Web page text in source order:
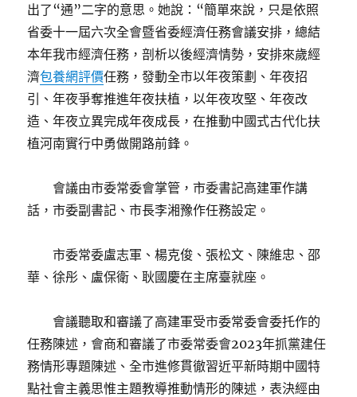
出了“通”二字的意思。她說：“簡單來說，只是依照
省委十一屆六次全會暨省委經濟任務會議安排，總結
本年我市經濟任務，剖析以後經濟情勢，安排來歲經
濟包養網評價任務，發動全市以年夜策劃、年夜招
引、年夜爭奪推進年夜扶植，以年夜攻堅、年夜改
造、年夜立異完成年夜成長，在推動中國式古代化扶
植河南實行中勇做開路前鋒。
會議由市委常委會掌管，市委書記高建軍作講
話，市委副書記、市長李湘豫作任務設定。
市委常委盧志軍、楊克俊、張松文、陳維忠、邵
華、徐彤、盧保衛、耿國慶在主席臺就座。
會議聽取和審議了高建軍受市委常委會委托作的
任務陳述，會商和審議了市委常委會2023年抓黨建任
務情形專題陳述、全市進修貫徹習近平新時期中國特
點社會主義思惟主題教導推動情形的陳述，表決經由